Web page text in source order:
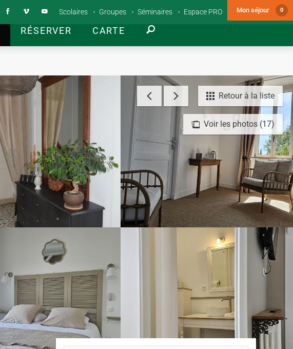
RÉSERVER CARTE
Scolaires Groupes Séminaires Espace PRO Mon séjour 0
Voir les photos (17)
Retour à la liste